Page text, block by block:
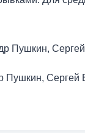
Пушкин,
Пушкин, Сергей